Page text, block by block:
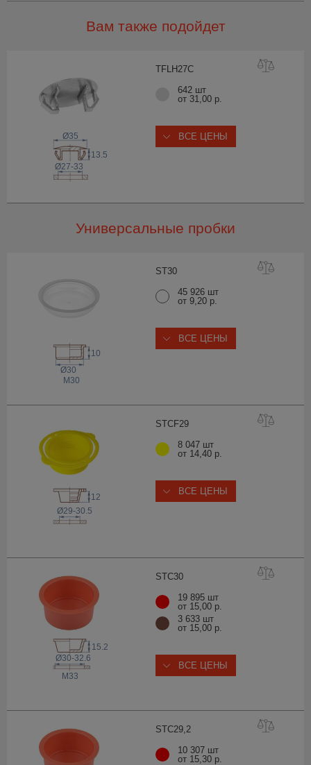
Вам также подойдет
TFLH27C
13.5
Ø27-33
Ø35
642 шт
от 31,00 р.
ВСЕ ЦЕНЫ
Универсальные пробки
ST30
10
Ø30
M30
45 926 шт
от 9,20 р.
ВСЕ ЦЕНЫ
STCF29
12
Ø29-30.5
8 047 шт
от 14,40 р.
ВСЕ ЦЕНЫ
STC30
Ø30-32.6
M33
15.2
19 895 шт
от 15,00 р.
3 633 шт
от 15,00 р.
ВСЕ ЦЕНЫ
STC29,2
10 307 шт
от 15,30 р.